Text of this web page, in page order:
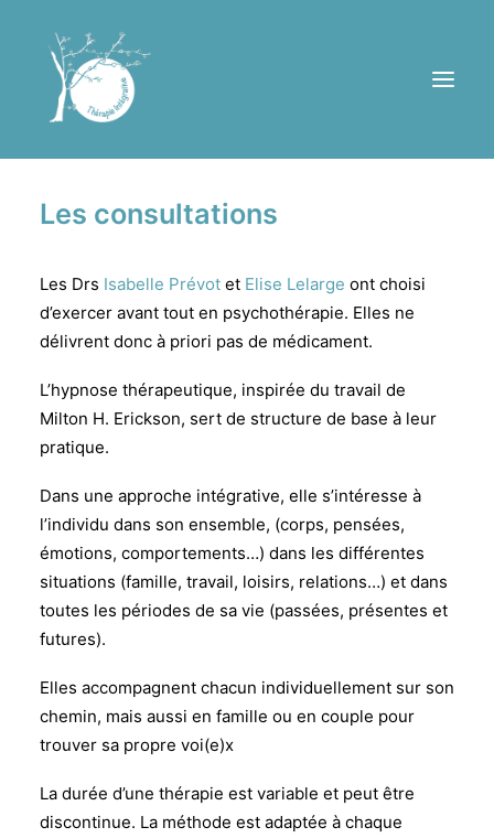
Consultations
Équipe
Ressources
PRENDRE RENDEZ-VOUS
Les consultations
Les Drs Isabelle Prévot et Elise Lelarge ont choisi
d’exercer avant tout en psychothérapie. Elles ne
délivrent donc à priori pas de médicament.
L’hypnose thérapeutique, inspirée du travail de
Milton H. Erickson, sert de structure de base à leur
pratique.
Dans une approche intégrative, elle s’intéresse à
l’individu dans son ensemble, (corps, pensées,
émotions, comportements…) dans les différentes
situations (famille, travail, loisirs, relations…) et dans
toutes les périodes de sa vie (passées, présentes et
futures).
Elles accompagnent chacun individuellement sur son
chemin, mais aussi en famille ou en couple pour
trouver sa propre voi(e)x
La durée d’une thérapie est variable et peut être
discontinue. La méthode est adaptée à chaque